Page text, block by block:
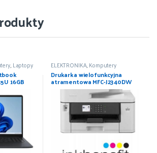
, Laptopy
16GB
ELEKTRONIKA, Komputery
Drukarka wielofunkcyjna
atramentowa MFC-J2340DW